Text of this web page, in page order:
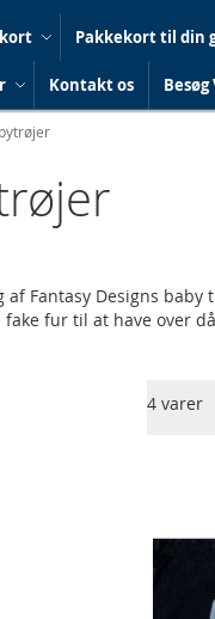
Pakkekort til din
Kontakt os
af Fantasy Designs
fake fur til at have over
4 varer